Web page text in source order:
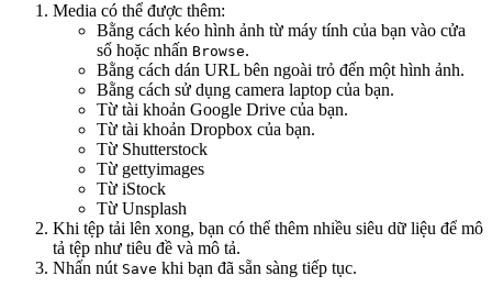
Media có thể được thêm:
Bằng cách kéo hình ảnh từ máy tính của bạn vào cửa
sổ hoặc nhấn Browse.
Bằng cách dán URL bên ngoài trỏ đến một hình ảnh.
Bằng cách sử dụng camera laptop của bạn.
Từ tài khoản Google Drive của bạn.
Từ tài khoản Dropbox của bạn.
Từ Shutterstock
Từ gettyimages
Từ iStock
Từ Unsplash
Khi tệp tải lên xong, bạn có thể thêm nhiều siêu dữ liệu để mô
tả tệp như tiêu đề và mô tả.
Nhấn nút Save khi bạn đã sẵn sàng tiếp tục.